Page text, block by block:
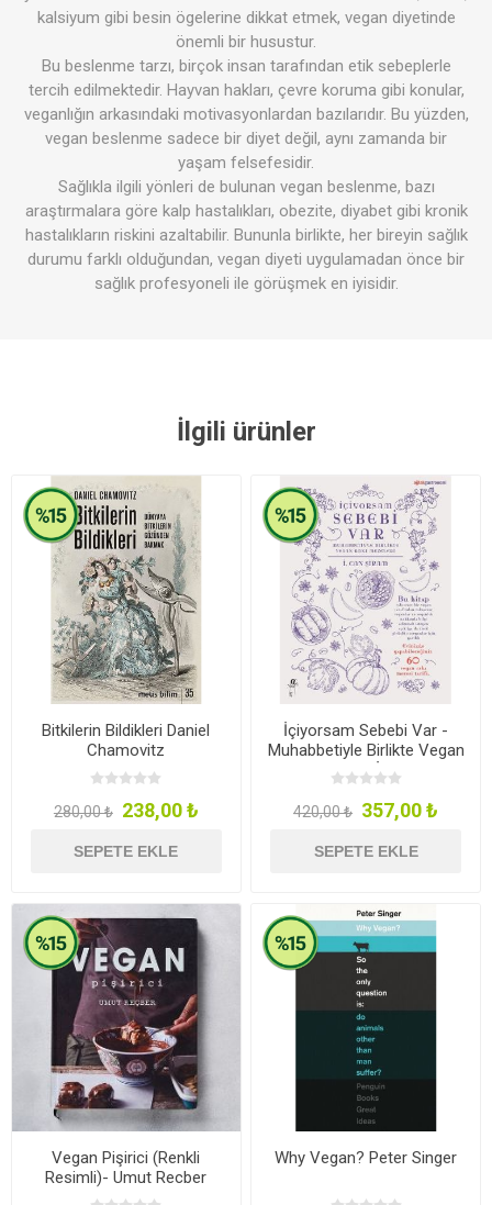
kalsiyum gibi besin ögelerine dikkat etmek, vegan diyetinde
önemli bir husustur.
Bu beslenme tarzı, birçok insan tarafından etik sebeplerle
tercih edilmektedir. Hayvan hakları, çevre koruma gibi konular,
veganlığın arkasındaki motivasyonlardan bazılarıdır. Bu yüzden,
vegan beslenme sadece bir diyet değil, aynı zamanda bir
yaşam felsefesidir.
Sağlıkla ilgili yönleri de bulunan vegan beslenme, bazı
araştırmalara göre kalp hastalıkları, obezite, diyabet gibi kronik
hastalıkların riskini azaltabilir. Bununla birlikte, her bireyin sağlık
durumu farklı olduğundan, vegan diyeti uygulamadan önce bir
sağlık profesyoneli ile görüşmek en iyisidir.
İlgili ürünler
Bitkilerin Bildikleri Daniel
Chamovitz
280,00 ₺ 238,00 ₺
SEPETE EKLE
İçiyorsam Sebebi Var -
Muhabbetiyle Birlikte Vegan
Rakı Mezeleri- İ. Can Şiram
420,00 ₺ 357,00 ₺
SEPETE EKLE
Vegan Pişirici (Renkli
Resimli)- Umut Recber
Why Vegan? Peter Singer